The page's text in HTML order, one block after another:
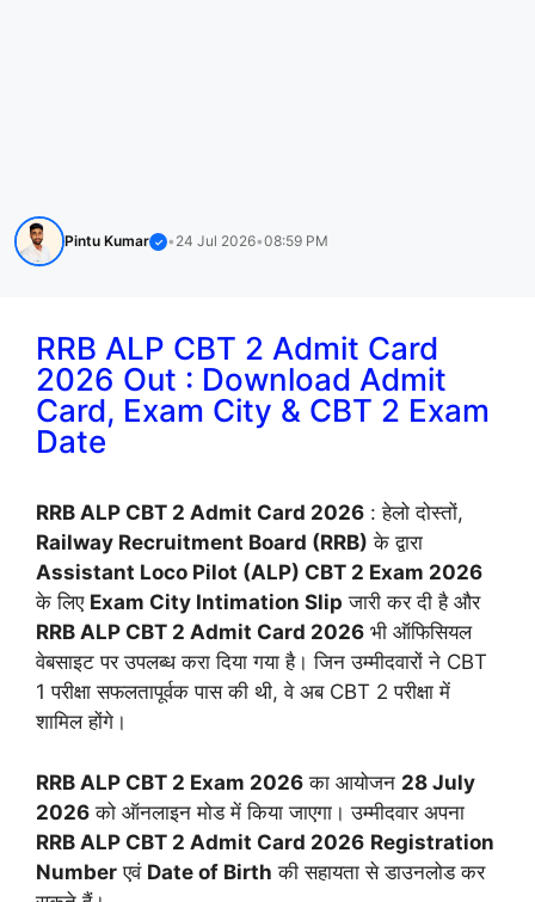
Pintu Kumar ✓ • 24 Jul 2026•08:59 PM
RRB ALP CBT 2 Admit Card
2026 Out : Download Admit
Card, Exam City & CBT 2 Exam
Date
RRB ALP CBT 2 Admit Card 2026 : हेलो दोस्तों,
Railway Recruitment Board (RRB) के द्वारा
Assistant Loco Pilot (ALP) CBT 2 Exam 2026
के लिए Exam City Intimation Slip जारी कर दी है और
RRB ALP CBT 2 Admit Card 2026 भी ऑफिसियल
वेबसाइट पर उपलब्ध करा दिया गया है। जिन उम्मीदवारों ने CBT
1 परीक्षा सफलतापूर्वक पास की थी, वे अब CBT 2 परीक्षा में
शामिल होंगे।
RRB ALP CBT 2 Exam 2026 का आयोजन 28 July
2026 को ऑनलाइन मोड में किया जाएगा। उम्मीदवार अपना
RRB ALP CBT 2 Admit Card 2026 Registration
Number एवं Date of Birth की सहायता से डाउनलोड कर